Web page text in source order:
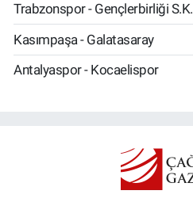
Trabzonspor - Gençlerbirliği S.K.
Kasımpaşa - Galatasaray
Antalyaspor - Kocaelispor